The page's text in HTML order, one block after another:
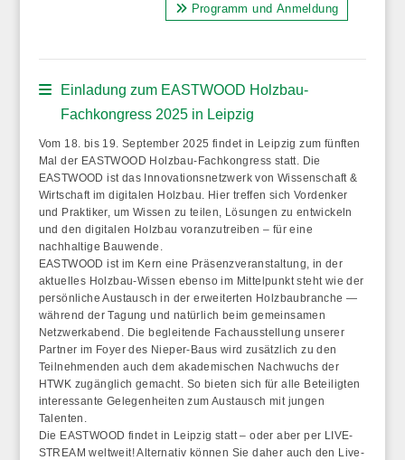
Programm und Anmeldung
Einladung zum EASTWOOD Holzbau-
Fachkongress 2025 in Leipzig
Vom 18. bis 19. September 2025 findet in Leipzig zum fünften
Mal der EASTWOOD Holzbau-Fachkongress statt. Die
EASTWOOD ist das Innovationsnetzwerk von Wissenschaft &
Wirtschaft im digitalen Holzbau. Hier treffen sich Vordenker
und Praktiker, um Wissen zu teilen, Lösungen zu entwickeln
und den digitalen Holzbau voranzutreiben – für eine
nachhaltige Bauwende.
EASTWOOD ist im Kern eine Präsenzveranstaltung, in der
aktuelles Holzbau-Wissen ebenso im Mittelpunkt steht wie der
persönliche Austausch in der erweiterten Holzbaubranche —
während der Tagung und natürlich beim gemeinsamen
Netzwerkabend. Die begleitende Fachausstellung unserer
Partner im Foyer des Nieper-Baus wird zusätzlich zu den
Teilnehmenden auch dem akademischen Nachwuchs der
HTWK zugänglich gemacht. So bieten sich für alle Beteiligten
interessante Gelegenheiten zum Austausch mit jungen
Talenten.
Die EASTWOOD findet in Leipzig statt – oder aber per LIVE-
STREAM weltweit! Alternativ können Sie daher auch den Live-